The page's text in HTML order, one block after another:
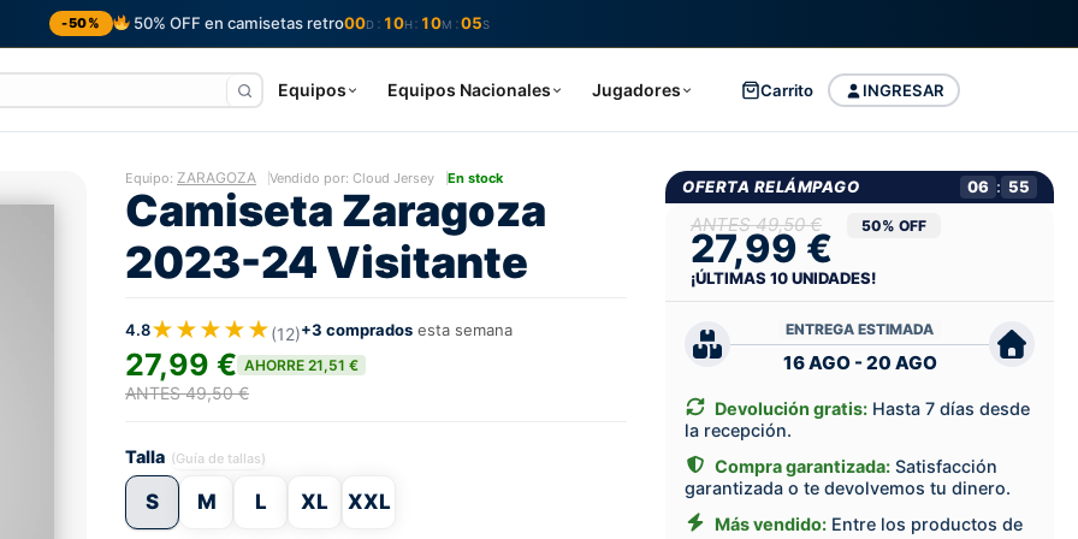
-50% 50% OFF en camisetas retro00D : 10H : 10M :04S
Equipos Equipos Nacionales Jugadores INGRESAR
Carrito
Equipo: ZARAGOZA Vendido por: Cloud Jersey En stock
Camiseta Zaragoza
2023-24 Visitante
4.8★★★★★(12)+3 comprados esta semana
27,99 € AHORRE 21,51 €
ANTES 49,50 €
Talla (Guía de tallas)
S M L XL XXL
OFERTA RELÁMPAGO 06 : 55
49,50 €
27,99 € 50% OFF
¡ÚLTIMAS10UNIDADES!
ENTREGA ESTIMADA
16 AGO - 20 AGO
Devolución gratis: Hasta 7 días desde
la recepción.
Compra garantizada: Satisfacción
garantizada o te devolvemos tu dinero.
Más vendido: Entre los productos de